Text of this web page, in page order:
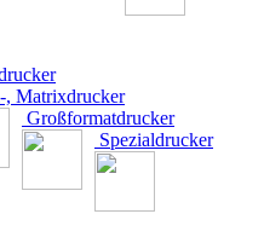
, Matrixdrucker
Großformatdrucker
Spezialdrucker